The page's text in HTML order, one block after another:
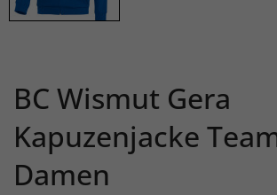
BC Wismut Gera
Kapuzenjacke
Damen